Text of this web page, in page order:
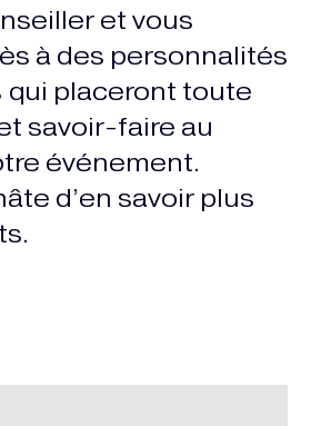
et vous
à des personnalités
qui placeront toute
savoir-faire au
événement.
d’en savoir plus